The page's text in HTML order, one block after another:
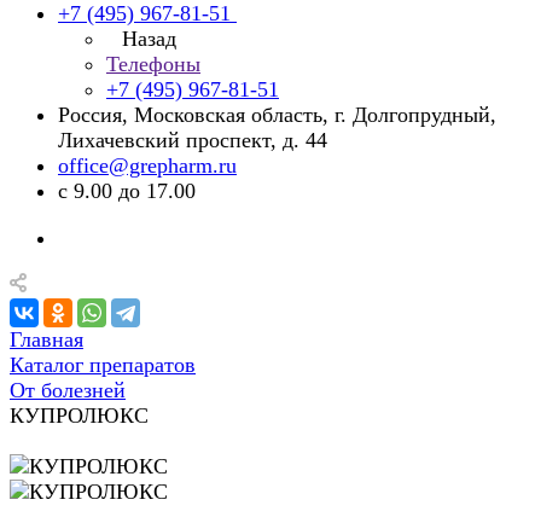
+7 (495) 967-81-51
Назад
Телефоны
+7 (495) 967-81-51
Россия, Московская область, г. Долгопрудный,
Лихачевский проспект, д. 44
office@grepharm.ru
с 9.00 до 17.00
Главная
Каталог препаратов
От болезней
КУПРОЛЮКС